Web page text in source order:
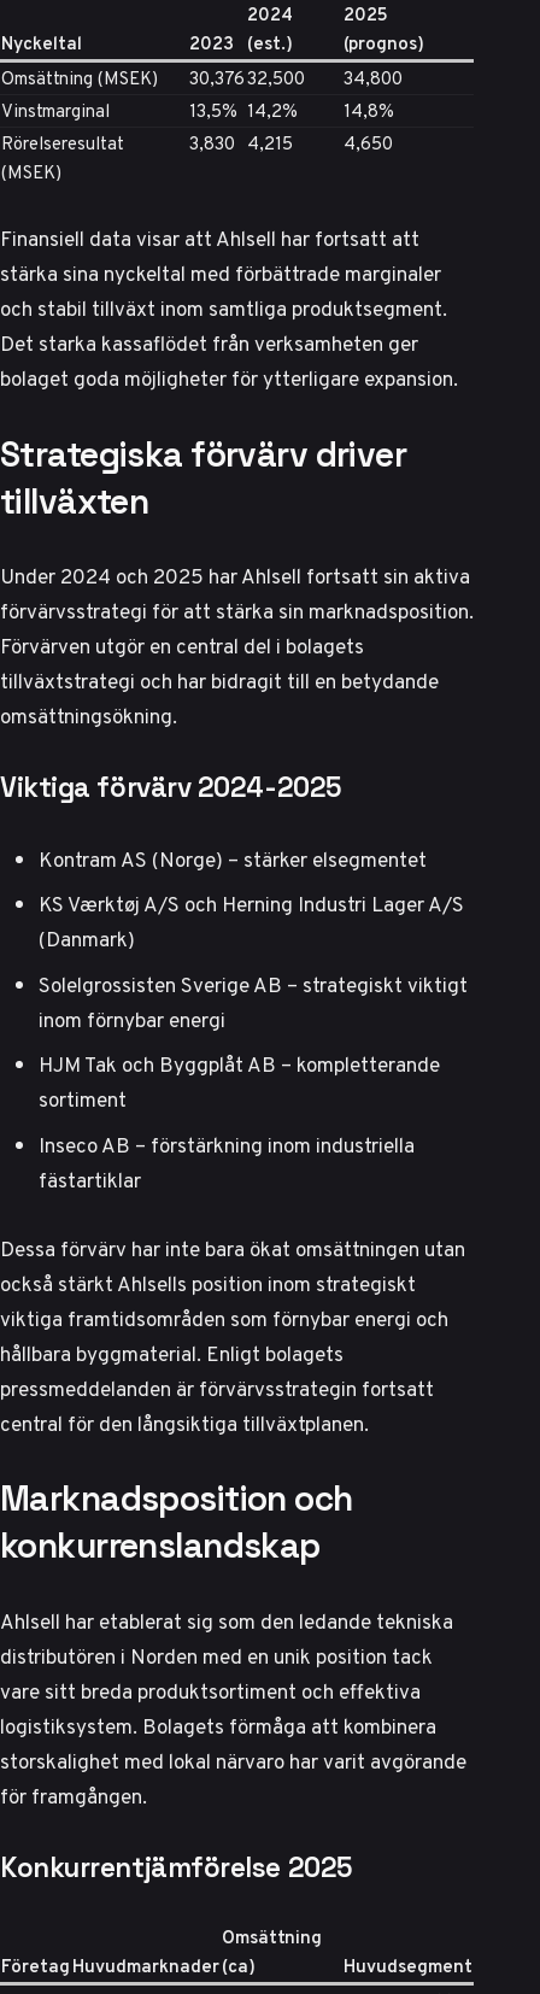
Nyckeltal 2023
2024
(est.)
2025
(prognos)
Omsättning (MSEK)
30,37632,500
34,800
Vinstmarginal
13,5% 14,2%
14,8%
Rörelseresultat
(MSEK)
3,830 4,215 4,650
Finansiell data visar attAhlsell har fortsatt att
stärka sina nyckeltal med förbättrade marginaler
och stabil tillväxt inom samtliga produktsegment.
Det starka kassaflödet från verksamheten ger
bolaget goda möjligheter för ytterligare expansion.
Strategiska förvärv driver
tillväxten
Under 2024 och 2025 har Ahlsell fortsatt sin aktiva
förvärvsstrategi för att stärka sin marknadsposition.
Förvärven utgör en central del i bolagets
tillväxtstrategi och har bidragit till en betydande
omsättningsökning.
Viktiga förvärv 2024-2025
Kontram AS (Norge) – stärker elsegmentet
KS Værktøj A/S och Herning Industri Lager A/S
(Danmark)
Solelgrossisten Sverige AB – strategiskt viktigt
inom förnybar energi
HJM Tak och Byggplåt AB – kompletterande
sortiment
Inseco AB – förstärkning inom industriella
fästartiklar
Dessa förvärv har inte bara ökat omsättningen utan
också stärkt Ahlsells position inom strategiskt
viktiga framtidsområden som förnybar energi och
hållbara byggmaterial. Enligt bolagets
pressmeddelanden är förvärvsstrategin fortsatt
central för den långsiktiga tillväxtplanen.
Marknadsposition och
konkurrenslandskap
Ahlsell har etablerat sig som den ledande tekniska
distributören i Norden med en unik position tack
vare sitt breda produktsortiment och effektiva
logistiksystem. Bolagets förmåga att kombinera
storskalighet med lokal närvaro har varit avgörande
för framgången.
Konkurrentjämförelse 2025
FöretagHuvudmarknader
Omsättning
(ca)
Huvudsegment